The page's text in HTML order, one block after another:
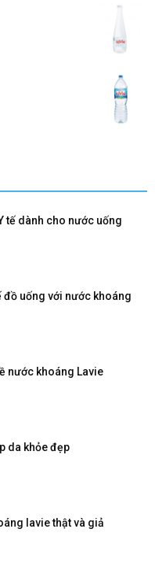
tế dành cho nước uống
đồ uống với nước khoáng
nước khoáng Lavie
da khỏe đẹp
lavie thật và giả